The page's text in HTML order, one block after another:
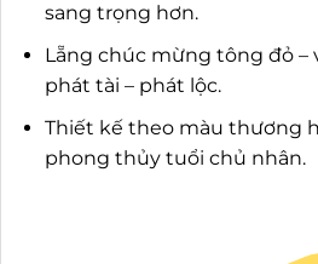
sang trọng hơn.
Lẵng chúc mừng tông đỏ –
phát tài – phát lộc.
Thiết kế theo màu thương
phong thủy tuổi chủ nhân.